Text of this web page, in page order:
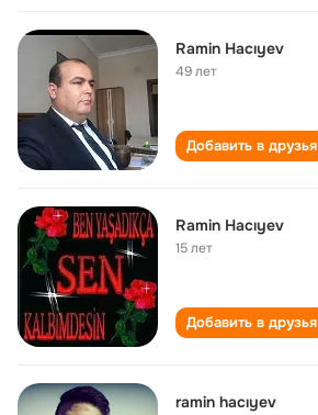
Ramin Hacıyev
49 лет
Добавить в друзья
Ramin Hacıyev
15 лет
Добавить в друзья
ramin hacıyev